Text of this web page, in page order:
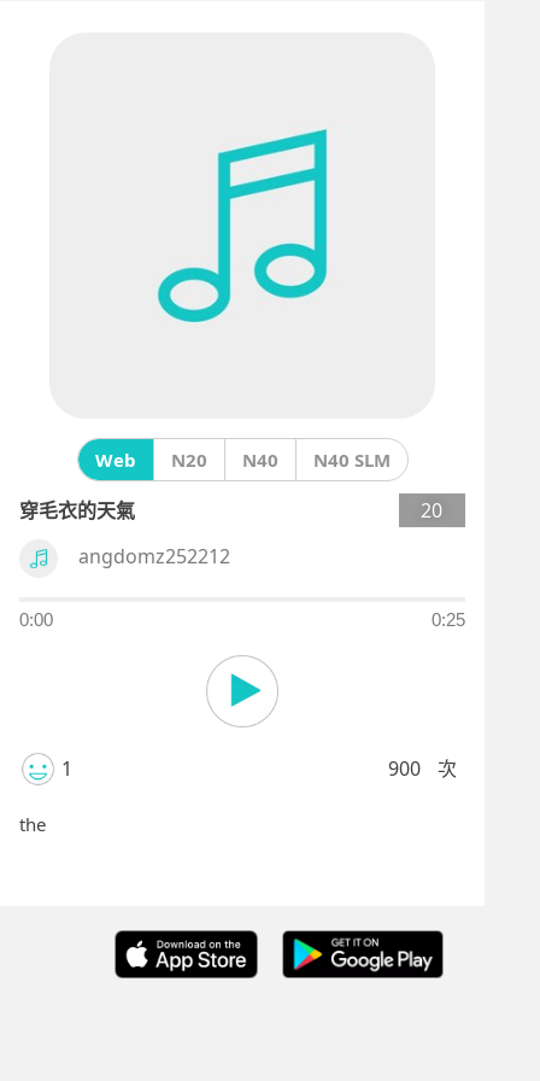
Web N20 N40 N40 SLM
穿毛衣的天氣
20
angdomz252212
0:00 0:25
1 900 次
the